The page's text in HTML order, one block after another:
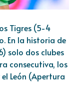
Tigres (5-4
En la historia de
solo dos clubes
consecutiva, los
León (Apertura